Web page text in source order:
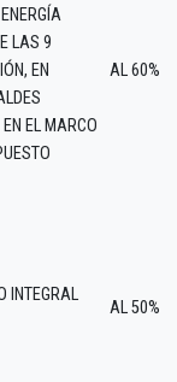
LAS 9
EN
EL MARCO
AL 60%
INTEGRAL
AL 50%